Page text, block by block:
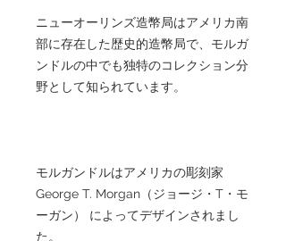
ニューオーリンズ造幣局はアメリカ南
部に存在した歴史的造幣局で、モルガ
ンドルの中でも独特のコレクション分
野として知られています。
モルガンドルはアメリカの彫刻家
George T. Morgan（ジョージ・T・モ
ーガン） によってデザインされまし
た。